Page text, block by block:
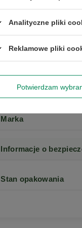
Gwarancja
Kod producenta
Marka
Informacje o
Stan opakowania
Analityczne pliki
Reklamowe pliki
Potwierdzam